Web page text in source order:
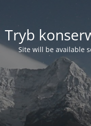
Tryb
Site will be available